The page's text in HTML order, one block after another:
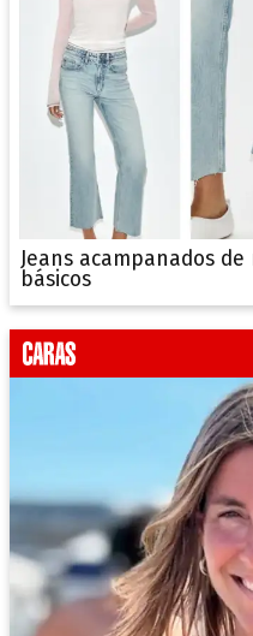
Jeans acampanados
básicos